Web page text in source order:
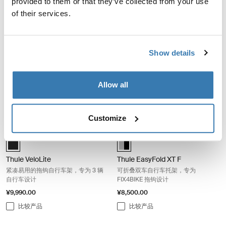
of their services.
Show details
Allow all
Customize
Black (selected)
比较产品
Black (selected)
Thule VeloLite
¥8,990.00
比较产品
Thule VeloLite 紧凑易用的拖钩自行车架，专为 3 辆自行车设计 Black
Black (selected)
Thule VeloLite
紧凑易用的拖钩自行车架，专为 3 辆
自行车设计
¥9,990.00
比较产品
Thule EasyFold XT F 可折叠双车自
Alu-Black (selected)
Thule EasyFold XT F
可折叠双车自行车托架，专为
FIX4BIKE 拖钩设计
¥8,500.00
比较产品